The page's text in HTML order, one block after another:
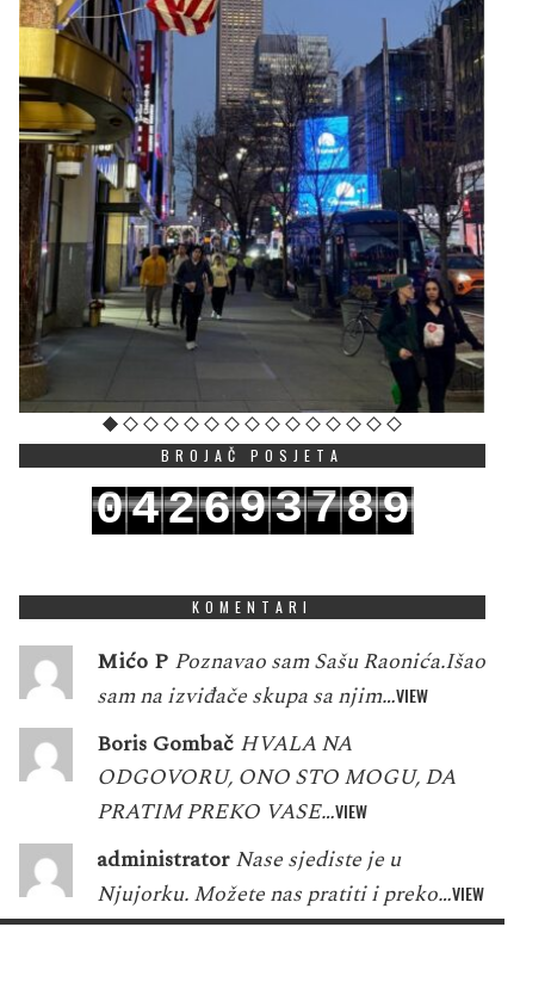
BROJAČ POSJETA
042693789
KOMENTARI
Mićo P Poznavao sam Sašu Raonića.Išao
sam na izviđače skupa sa njim…VIEW
Boris Gombač HVALA NA
ODGOVORU, ONO STO MOGU, DA
PRATIM PREKO VASE…VIEW
administrator Nase sjediste je u
Njujorku. Možete nas pratiti i preko…VIEW